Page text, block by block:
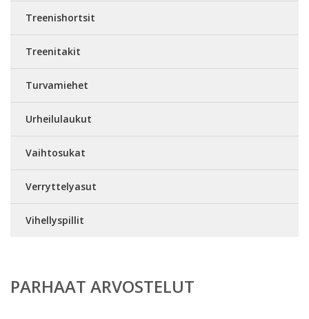
Treenishortsit
Treenitakit
Turvamiehet
Urheilulaukut
Vaihtosukat
Verryttelyasut
Vihellyspillit
PARHAAT ARVOSTELUT